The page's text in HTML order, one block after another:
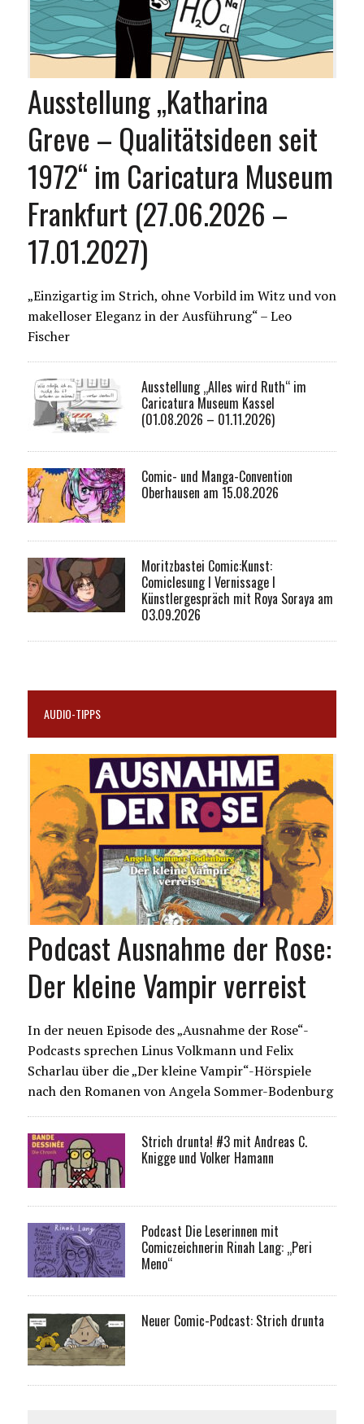
Ausstellung „Katharina
Greve – Qualitätsideen seit
1972“ im Caricatura Museum
Frankfurt (27.06.2026 –
17.01.2027)
„Einzigartig im Strich, ohne Vorbild im Witz und von
makelloser Eleganz in der Ausführung“ – Leo
Fischer
Ausstellung „Alles wird Ruth“ im
Caricatura Museum Kassel
(01.08.2026 – 01.11.2026)
Comic- und Manga-Convention
Oberhausen am 15.08.2026
Moritzbastei Comic:Kunst:
Comiclesung I Vernissage I
Künstlergespräch mit Roya Soraya am
03.09.2026
AUDIO-TIPPS
Podcast Ausnahme der Rose:
Der kleine Vampir verreist
In der neuen Episode des „Ausnahme der Rose“-
Podcasts sprechen Linus Volkmann und Felix
Scharlau über die „Der kleine Vampir“-Hörspiele
nach den Romanen von Angela Sommer-Bodenburg
Strich drunta! #3 mit Andreas C.
Knigge und Volker Hamann
Podcast Die Leserinnen mit
Comiczeichnerin Rinah Lang: „Peri
Meno“
Neuer Comic-Podcast: Strich drunta